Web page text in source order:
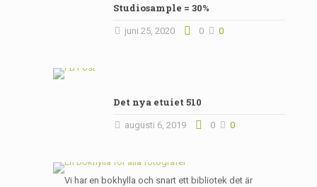
Studiosample = 30%
juni 25, 2020 0
0
Det nya etuiet 510
augusti 6, 2019 0
0
Vi har en bokhylla och snart ett bibliotek det är